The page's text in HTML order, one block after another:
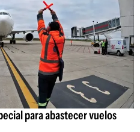
para abastecer vuelos